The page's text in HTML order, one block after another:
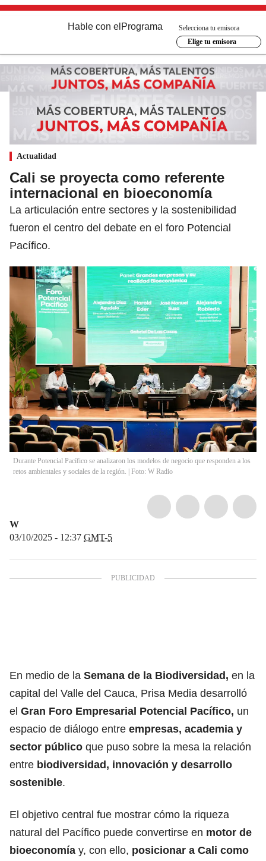
Hable con el Programa
Selecciona tu emisora
Elige tu emisora
Actualidad
Cali se proyecta como referente
internacional en bioeconomía
La articulación entre sectores y la sostenibilidad
fueron el centro del debate en el foro Potencial
Pacífico.
Durante Potencial Pacífico se analizaron los modelos de negocio que responden a los
retos ambientales y sociales de la región. | Foto: W Radio
W
03/10/2025 - 12:37 GMT-5
En medio de la Semana de la Biodiversidad, en la
capital del Valle del Cauca, Prisa Media desarrolló
el Gran Foro Empresarial Potencial Pacífico, un
espacio de diálogo entre empresas, academia y
sector público que puso sobre la mesa la relación
entre biodiversidad, innovación y desarrollo
sostenible.
El objetivo central fue mostrar cómo la riqueza
natural del Pacífico puede convertirse en motor de
bioeconomía y, con ello, posicionar a Cali como